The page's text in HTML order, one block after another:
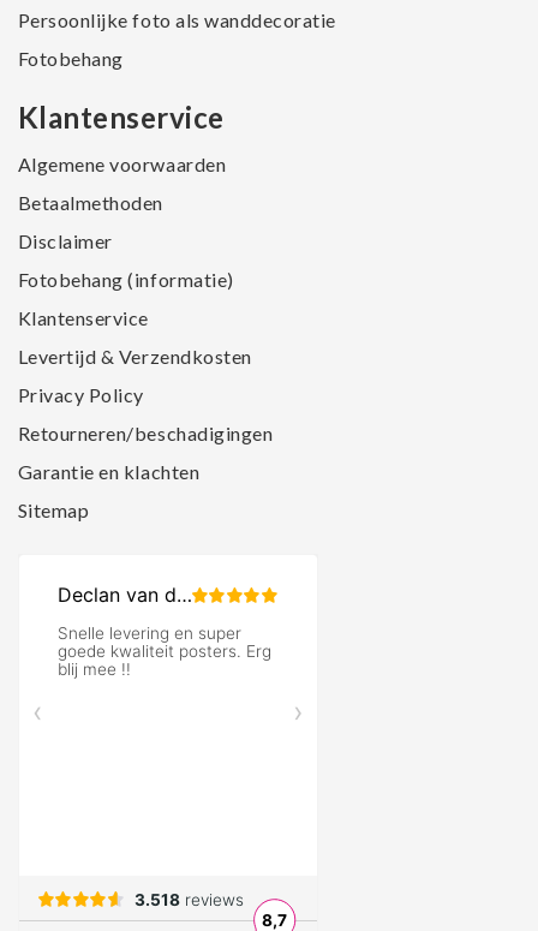
Persoonlijke foto als wanddecoratie
Fotobehang
Klantenservice
Algemene voorwaarden
Betaalmethoden
Disclaimer
Fotobehang (informatie)
Klantenservice
Levertijd & Verzendkosten
Privacy Policy
Retourneren/beschadigingen
Garantie en klachten
Sitemap